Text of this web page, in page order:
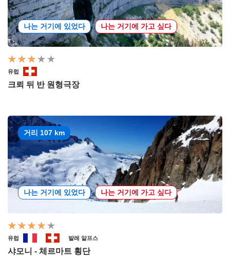
나는 거기에 있었다 나는 거기에 가고 싶다
유럽
크뢰 뒤 반 원형극장
거리 107 km
나는 거기에 있었다 나는 거기에 가고 싶다
유럽 발레 알프스
샤모니 - 체르마트 횡단